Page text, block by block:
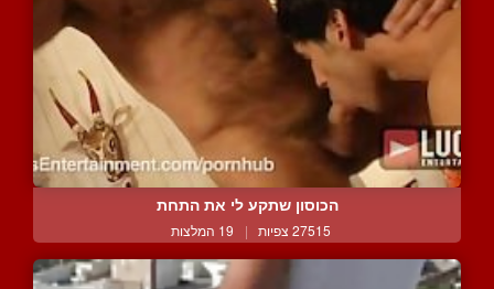
הכוסון שתקע לי את התחת
27515 צפיות | 19 המלצות